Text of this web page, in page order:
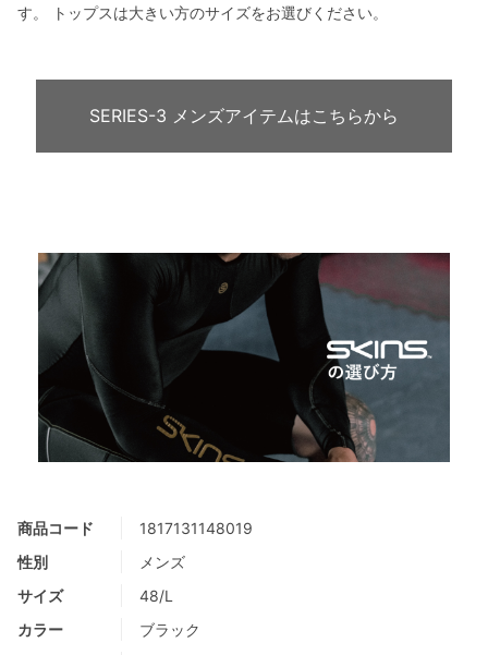
商品コード
1817131148019
性別
メンズ
サイズ
48/L
カラー
ブラック
す。 トップスは大きい方のサイズをお選びください。
SERIES-3 メンズアイテムはこちらから